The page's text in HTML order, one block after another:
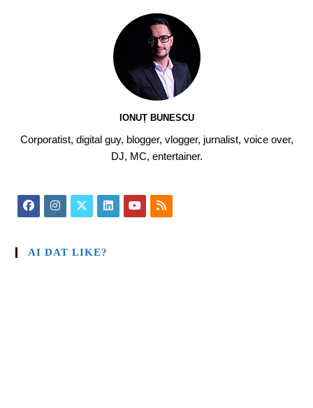
IONUȚ BUNESCU
Corporatist, digital guy, blogger, vlogger, jurnalist, voice over,
DJ, MC, entertainer.
AI DAT LIKE?